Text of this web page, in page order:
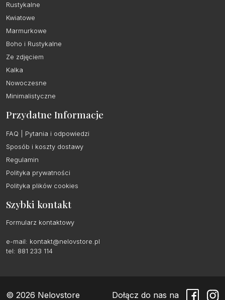
Rustykalne
Kwiatowe
Marmurkowe
Boho i Rustykalne
Ze zdjęciem
Kalka
Nowoczesne
Minimalistyczne
Przydatne Informacje
FAQ | Pytania i odpowiedzi
Sposób i koszty dostawy
Regulamin
Polityka prywatności
Polityka plików cookies
Szybki kontakt
Formularz kontaktowy
e-mail: kontakt@nelovstore.pl
tel: 881 233 114
© 2026 Nelovstore Dołącz do nas na